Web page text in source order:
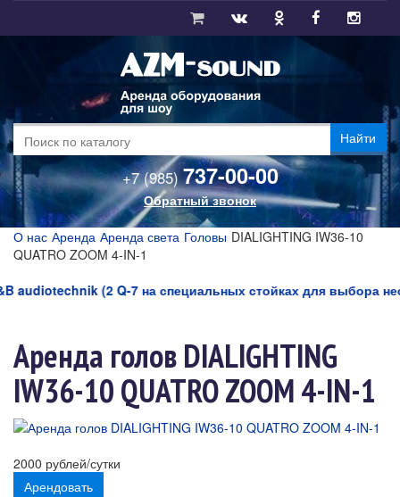
Найти
+7 (985)737-00-00
Обратный звонок
О нас Аренда Аренда света Головы DIALIGHTING IW36-10
QUATRO ZOOM 4-IN-1
(2 Q-7 на специальных стойках для выбора
Аренда голов DIALIGHTING
IW36-10 QUATRO ZOOM 4-IN-1
2000 рублей/сутки
Арендовать